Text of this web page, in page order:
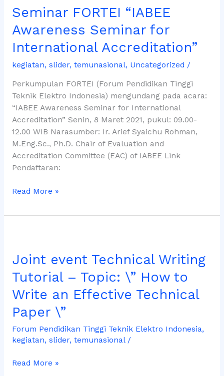
Seminar FORTEI “IABEE
Awareness Seminar for
International Accreditation”
kegiatan, slider, temunasional, Uncategorized /
Perkumpulan FORTEI (Forum Pendidikan Tinggi
Teknik Elektro Indonesia) mengundang pada acara:
“IABEE Awareness Seminar for International
Accreditation” Senin, 8 Maret 2021, pukul: 09.00-
12.00 WIB Narasumber: Ir. Arief Syaichu Rohman,
M.Eng.Sc., Ph.D. Chair of Evaluation and
Accreditation Committee (EAC) of IABEE Link
Pendaftaran:
“IABEE
Seminar
for
Accreditation”
Read More »
Joint event Technical Writing
Tutorial – Topic: \” How to
Write an Effective Technical
Paper \”
Forum Pendidikan Tinggi Teknik Elektro Indonesia,
kegiatan, slider, temunasional/
Technical
Tutorial
–
\”
How
to
an
Read More »